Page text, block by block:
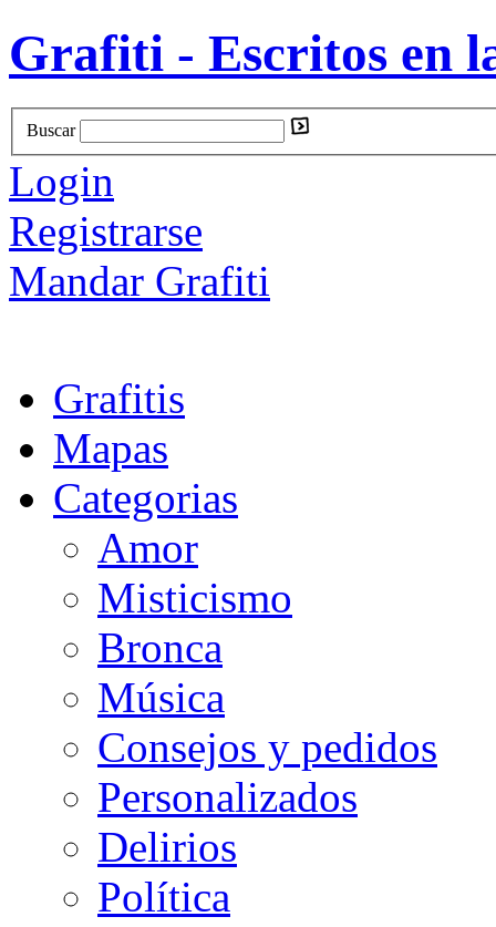
Grafiti - Escritos en
Buscar
Login
Registrarse
Mandar Grafiti
Grafitis
Mapas
Categorias
Amor
Misticismo
Bronca
Música
Consejos y pedidos
Personalizados
Delirios
Política